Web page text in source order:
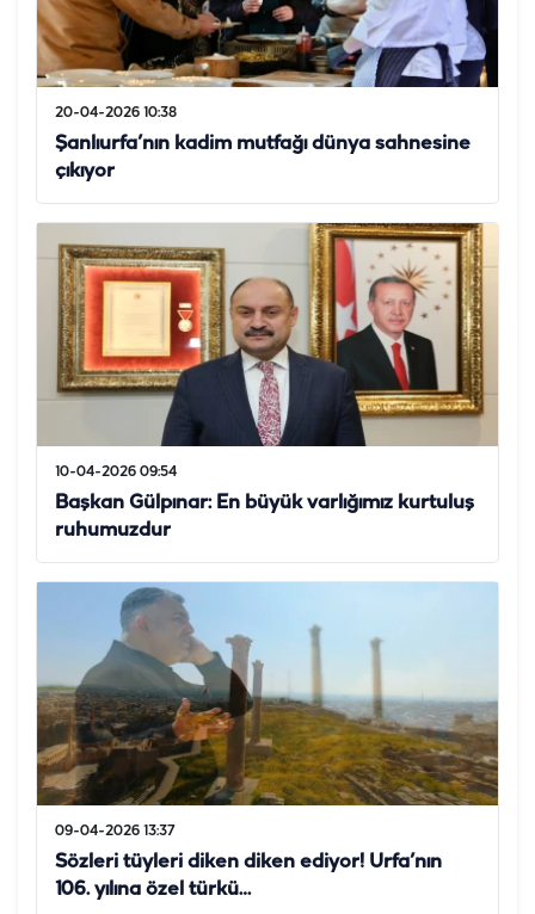
20-04-2026 10:38
Şanlıurfa’nın kadim mutfağı dünya sahnesine
çıkıyor
10-04-2026 09:54
Başkan Gülpınar: En büyük varlığımız kurtuluş
ruhumuzdur
09-04-2026 13:37
Sözleri tüyleri diken diken ediyor! Urfa’nın
106. yılına özel türkü…